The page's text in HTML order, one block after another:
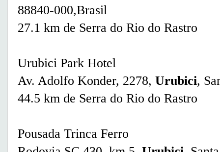
88840-000,Brasil
27.1 km de Serra do Rio do Rastro
Urubici Park Hotel
Av. Adolfo Konder, 2278, Urubici,
44.5 km de Serra do Rio do Rastro
Pousada Trinca Ferro